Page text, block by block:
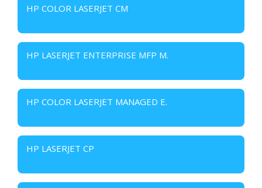
HP COLOR LASERJET CM
HP LASERJET ENTERPRISE MFP M.
HP COLOR LASERJET MANAGED E.
HP LASERJET CP